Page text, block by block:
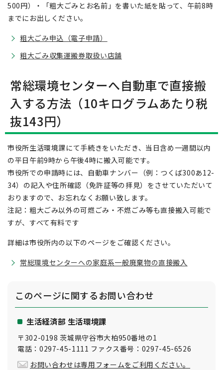
500円）・「粗大ごみとお名前」を書いた紙を貼って、午前8時
までにお出しください。
粗大ごみ申込（電子申請）
粗大ごみ収集運搬券取扱い店舗
常総環境センターへ自動車で直接搬
入する方法（10キログラムあたり税
抜143円）
市役所生活環境課にて手続きをいただき、当日含め一週間以内
の平日午前9時から午後4時に搬入可能です。
市役所での申請時には、自動車ナンバー（例：つくば300あ12-
34）の記入や住所確認（免許証等の拝見）をさせていただいて
おりますので、お忘れなくお願い致します。
注記：粗大ごみ以外の可燃ごみ・不燃ごみ等も直接搬入可能で
すが、すべて有料です
詳細は市役所内の以下のページをご確認ください。
常総環境センターへの家庭系一般廃棄物の直接搬入
このページに関するお問い合わせ
生活経済部 生活環境課
〒302-0198 茨城県守谷市大柏950番地の1
電話：0297-45-1111 ファクス番号：0297-45-6526
お問い合わせは専用フォームをご利用ください。